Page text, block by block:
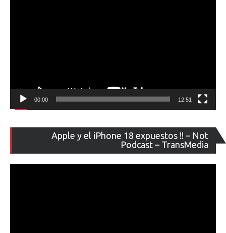
00:00 12:51
Apple y el iPhone 18 expuestos !! – Not
Podcast – TransMedia
de